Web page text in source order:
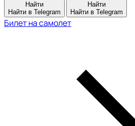
Найти
Найти в Telegram
Найти
Найти в Telegram
Билет на самолет